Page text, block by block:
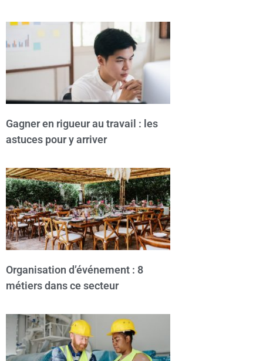
Gagner en rigueur au travail : les
astuces pour y arriver
Organisation d’événement : 8
métiers dans ce secteur